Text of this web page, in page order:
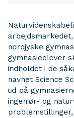
nordjyske
gymnasieelever
indholdet i de
navnet Science
ud på
ingeniør- og